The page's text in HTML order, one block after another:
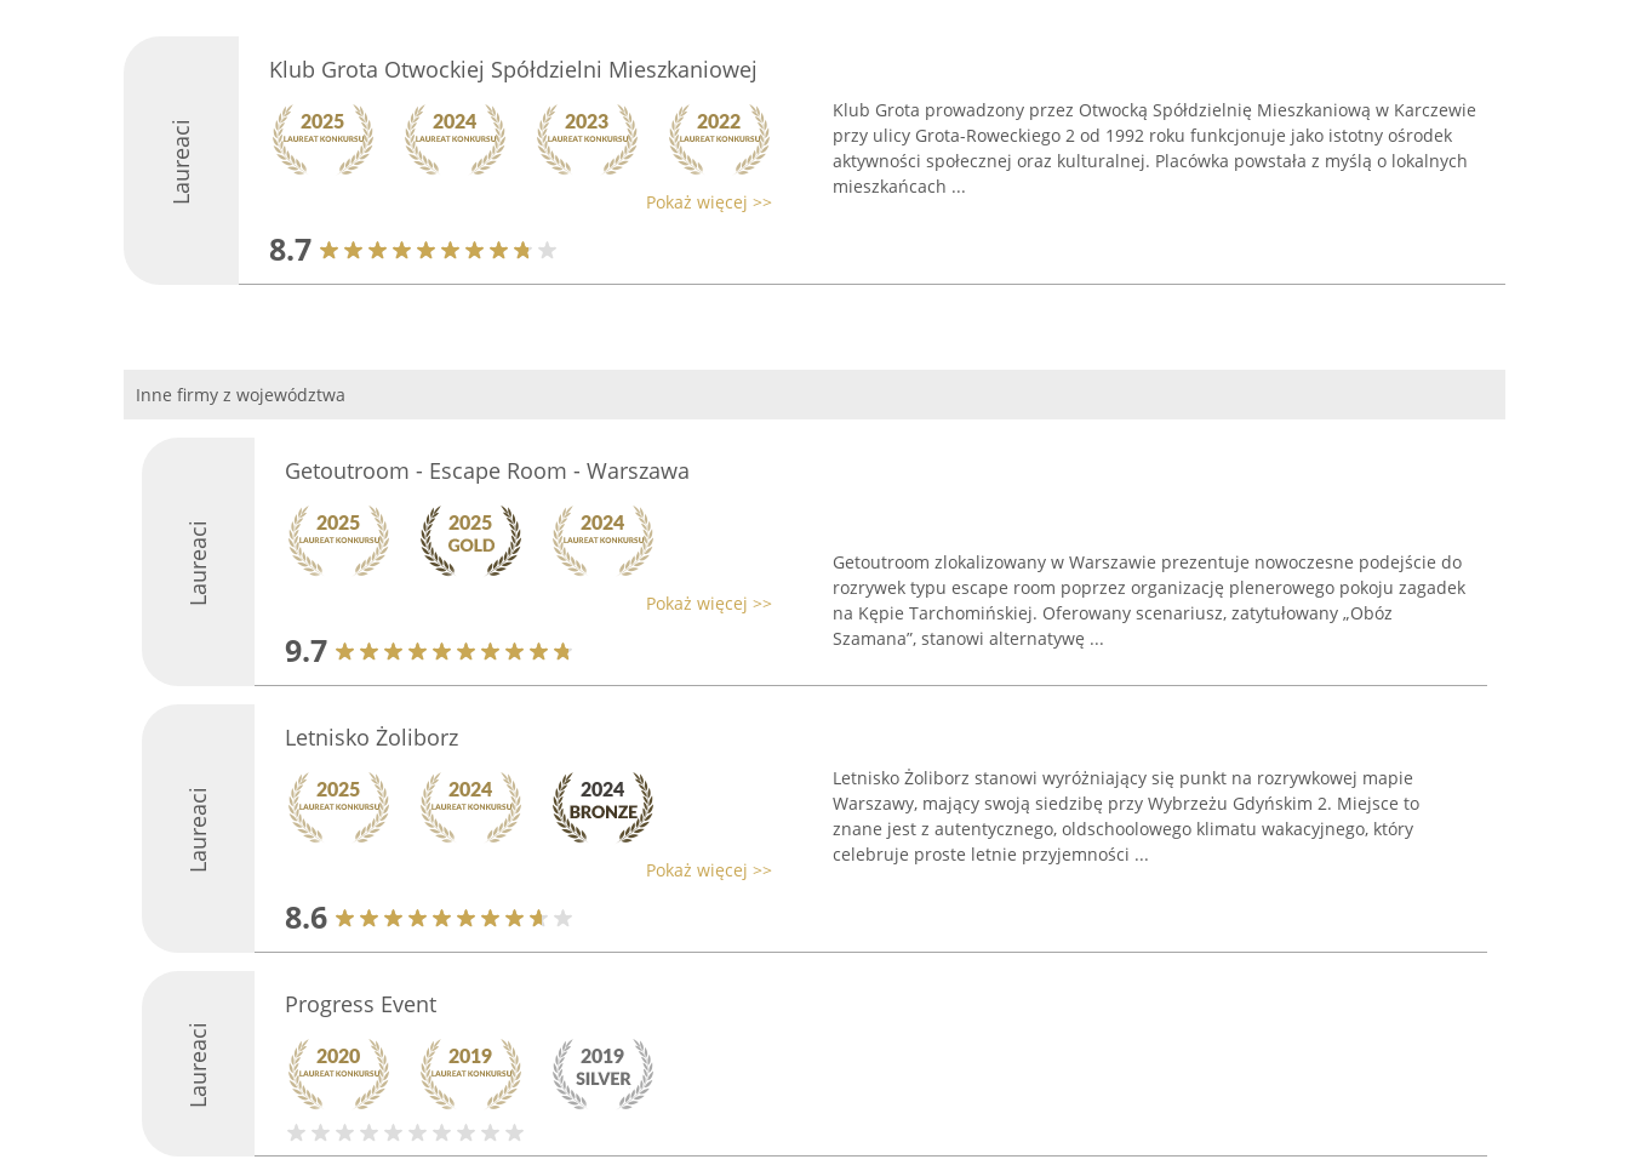
Laureaci
Klub Grota Otwockiej Spółdzielni Mieszkaniowej
Pokaż więcej >>
8.7
Klub Grota prowadzony przez Otwocką Spółdzielnię Mieszkaniową w Karczewie
przy ulicy Grota-Roweckiego 2 od 1992 roku funkcjonuje jako istotny ośrodek
aktywności społecznej oraz kulturalnej. Placówka powstała z myślą o lokalnych
mieszkańcach ...
Inne firmy z województwa
Laureaci
Getoutroom - Escape Room - Warszawa
Pokaż więcej >>
9.7
Getoutroom zlokalizowany w Warszawie prezentuje nowoczesne podejście do
rozrywek typu escape room poprzez organizację plenerowego pokoju zagadek
na Kępie Tarchomińskiej. Oferowany scenariusz, zatytułowany „Obóz
Szamana”, stanowi alternatywę ...
Laureaci
Letnisko Żoliborz
Pokaż więcej >>
8.6
Letnisko Żoliborz stanowi wyróżniający się punkt na rozrywkowej mapie
Warszawy, mający swoją siedzibę przy Wybrzeżu Gdyńskim 2. Miejsce to
znane jest z autentycznego, oldschoolowego klimatu wakacyjnego, który
celebruje proste letnie przyjemności ...
Laureaci
Progress Event